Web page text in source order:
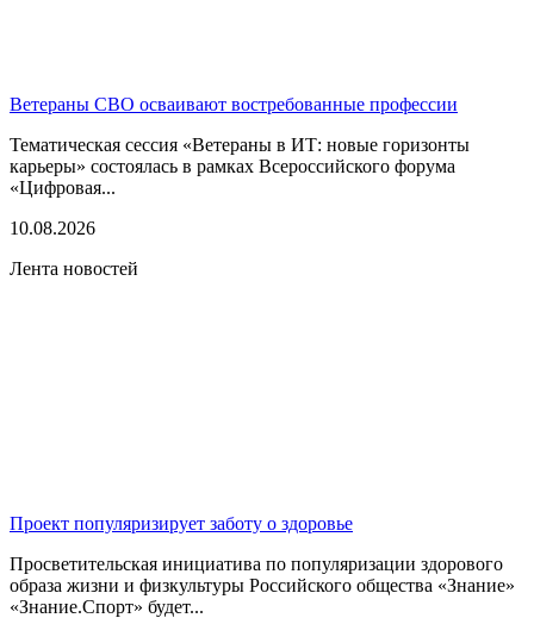
Ветераны СВО осваивают востребованные профессии
Тематическая сессия «Ветераны в ИТ: новые горизонты
карьеры» состоялась в рамках Всероссийского форума
«Цифровая...
10.08.2026
Лента новостей
Проект популяризирует заботу о здоровье
Просветительская инициатива по популяризации здорового
образа жизни и физкультуры Российского общества «Знание»
«Знание.Спорт» будет...